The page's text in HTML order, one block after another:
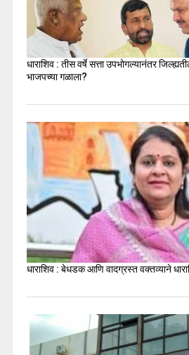
धाराशिव : तीस वर्षे सत्ता उपभोगल्यानंतर
भाजपच्या गळाला?
धाराशिव : बेधडक आणि वादग्रस्त वक्तव्याने